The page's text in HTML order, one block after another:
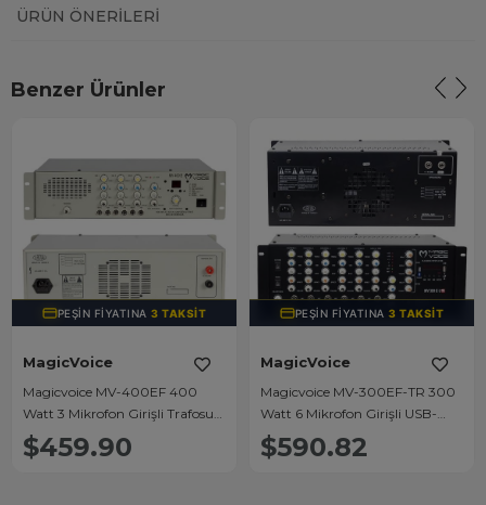
ÜRÜN ÖNERILERI
Benzer Ürünler
PEŞIN FIYATINA3 TAKSIT
MagicVoice
Magicvoice MV-400EF 400
Watt 3 Mikrofon Girişli Trafosuz
Anfi
$459.90
PEŞIN FIYATINA3 TAKSIT
MagicVoice
Magicvoice MV-300EF-TR 300
Watt 6 Mikrofon Girişli USB-
Bluetooth Destekli Trafolu Mixer
Anfi
$590.82